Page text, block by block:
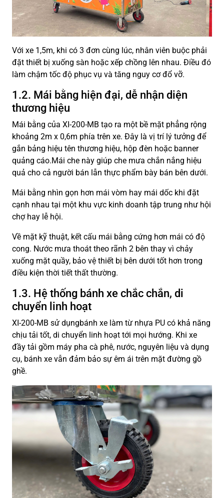
Với xe 1,5m, khi có 3 đơn cùng lúc, nhân viên buộc phải
đặt thiết bị xuống sàn hoặc xếp chồng lên nhau. Điều đó
làm chậm tốc độ phục vụ và tăng nguy cơ đổ vỡ.
1.2. Mái bằng hiện đại, dễ nhận diện
thương hiệu
Mái bằng của XI-200-MB tạo ra một bề mặt phẳng rộng
khoảng 2m x 0,6m phía trên xe. Đây là vị trí lý tưởng để
gắn bảng hiệu tên thương hiệu, hộp đèn hoặc banner
quảng cáo.Mái che này giúp che mưa chắn nắng hiệu
quả cho cả người bán lẫn thực phẩm bày bán bên dưới.
Mái bằng nhìn gọn hơn mái vòm hay mái dốc khi đặt
cạnh nhau tại một khu vực kinh doanh tập trung như hội
chợ hay lễ hội.
Về mặt kỹ thuật, kết cấu mái bằng cứng hơn mái có độ
cong. Nước mưa thoát theo rãnh 2 bên thay vì chảy
xuống mặt quầy, bảo vệ thiết bị bên dưới tốt hơn trong
điều kiện thời tiết thất thường.
1.3. Hệ thống bánh xe chắc chắn, di
chuyển linh hoạt
XI-200-MB sử dụngbánh xe làm từ nhựa PU có khả năng
chịu tải tốt, di chuyển linh hoạt tới mọi hướng. Khi xe
đầy tải gồm máy pha cà phê, nước, nguyên liệu và dụng
cụ, bánh xe vẫn đảm bảo sự êm ái trên mặt đường gồ
ghề.